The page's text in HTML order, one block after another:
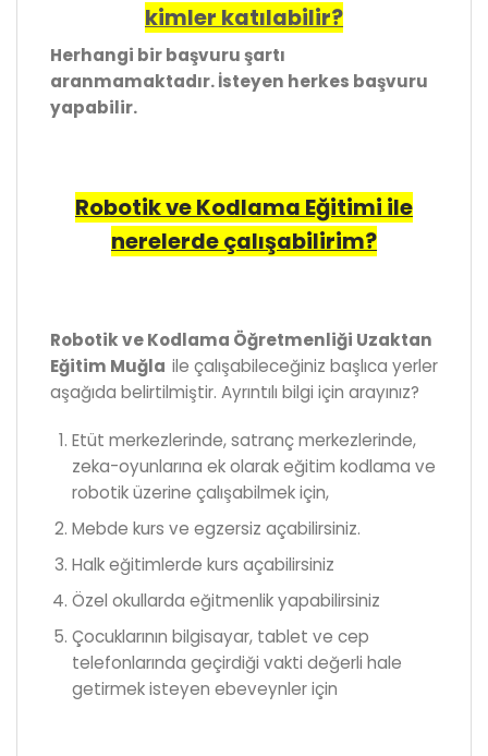
kimler katılabilir?
Herhangi bir başvuru şartı
aranmamaktadır. İsteyen herkes başvuru
yapabilir.
Robotik ve Kodlama Eğitimi ile
nerelerde çalışabilirim?
Robotik ve Kodlama Öğretmenliği Uzaktan
Eğitim Muğla ile çalışabileceğiniz başlıca yerler
aşağıda belirtilmiştir. Ayrıntılı bilgi için arayınız?
Etüt merkezlerinde, satranç merkezlerinde,
zeka-oyunlarına ek olarak eğitim kodlama ve
robotik üzerine çalışabilmek için,
Mebde kurs ve egzersiz açabilirsiniz.
Halk eğitimlerde kurs açabilirsiniz
Özel okullarda eğitmenlik yapabilirsiniz
Çocuklarının bilgisayar, tablet ve cep
telefonlarında geçirdiği vakti değerli hale
getirmek isteyen ebeveynler için